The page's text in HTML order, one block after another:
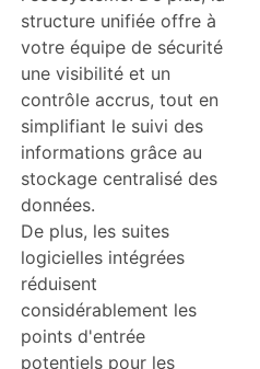
structure unifiée offre à
votre équipe de sécurité
une visibilité et un
contrôle accrus, tout en
simplifiant le suivi des
informations grâce au
stockage centralisé des
données.
De plus, les suites
logicielles intégrées
réduisent
considérablement les
points d'entrée
potentiels pour les